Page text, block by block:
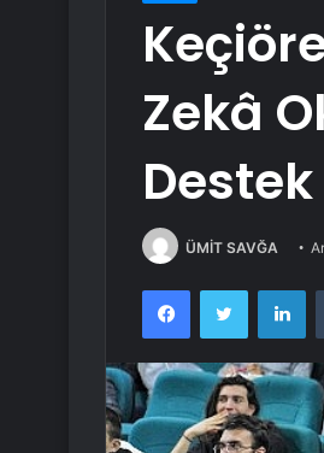
Zekâ
Destek
ÜMİT SAVĞA
FacebookTwitter